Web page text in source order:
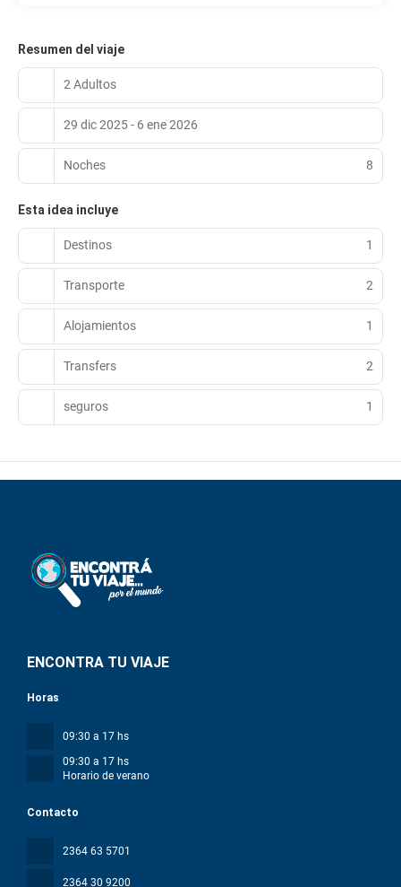
Resumen del viaje
2 Adultos
29 dic 2025 - 6 ene 2026
Noches 8
Esta idea incluye
Destinos 1
Transporte 2
Alojamientos 1
Transfers 2
seguros 1
ENCONTRA TU VIAJE
Contacto
2364 63 5701
2364 30 9200
Horas
09:30 a 17 hs
09:30 a 17 hs
Horario de verano